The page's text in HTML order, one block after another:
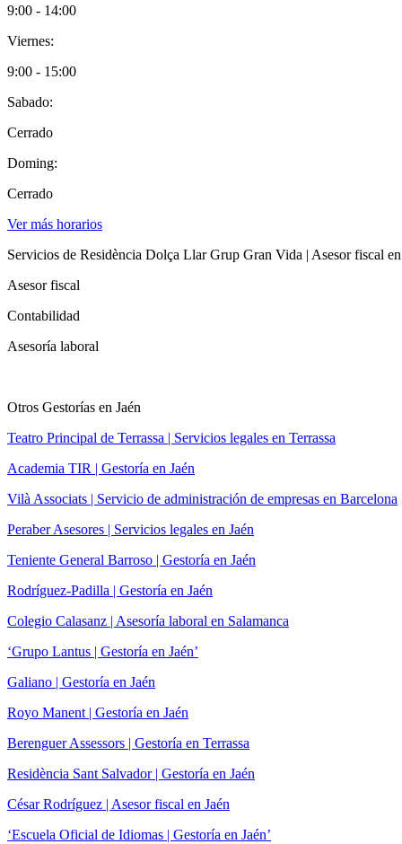
9:00 - 14:00
Viernes:
9:00 - 15:00
Sabado:
Cerrado
Doming:
Cerrado
Ver más horarios
Servicios de Residència Dolça Llar Grup Gran Vida | Asesor fiscal en
Asesor fiscal
Contabilidad
Asesoría laboral
Otros Gestorías en Jaén
Teatro Principal de Terrassa | Servicios legales en Terrassa
Academia TIR | Gestoría en Jaén
Vilà Associats | Servicio de administración de empresas en Barcelona
Peraber Asesores | Servicios legales en Jaén
Teniente General Barroso | Gestoría en Jaén
Rodríguez-Padilla | Gestoría en Jaén
Colegio Calasanz | Asesoría laboral en Salamanca
‘Grupo Lantus | Gestoría en Jaén’
Galiano | Gestoría en Jaén
Royo Manent | Gestoría en Jaén
Berenguer Assessors | Gestoría en Terrassa
Residència Sant Salvador | Gestoría en Jaén
César Rodríguez | Asesor fiscal en Jaén
‘Escuela Oficial de Idiomas | Gestoría en Jaén’